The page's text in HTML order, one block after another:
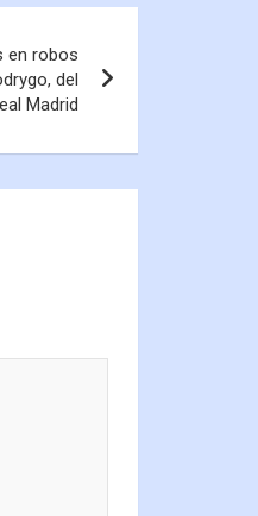
en robos
del
Madrid